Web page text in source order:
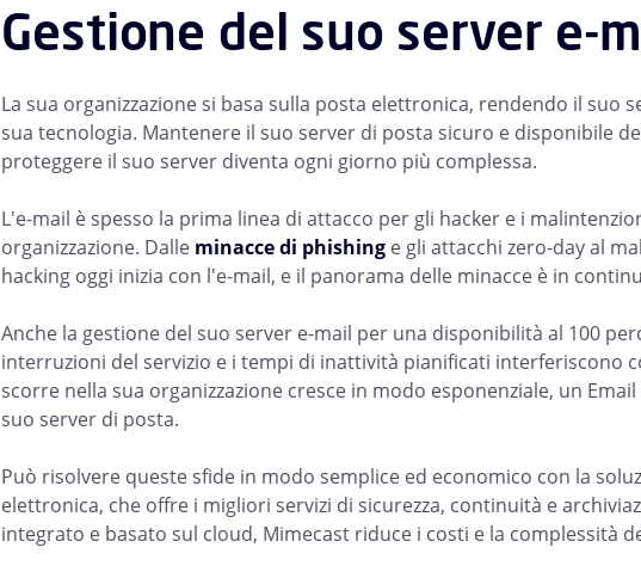
Gestione del suo server e-
La sua organizzazione si basa sulla posta elettronica, rendendo il
sua tecnologia. Mantenere il suo server di posta sicuro e disponibile
proteggere il suo server diventa ogni giorno più complessa.
L'e-mail è spesso la prima linea di attacco per gli hacker e i
organizzazione. Dalle minacce di phishinge gli attacchi zero-day al
hacking oggi inizia con l'e-mail, e il panorama delle minacce è in
Anche la gestione del suo server e-mail per una disponibilità al 100
interruzioni del servizio e i tempi di inattività pianificati interferiscono
scorre nella sua organizzazione cresce in modo esponenziale, un
suo server di posta.
Può risolvere queste sfide in modo semplice ed economico con la
elettronica, che offre i migliori servizi di sicurezza, continuità e
integrato e basato sul cloud, Mimecast riduce i costi e la complessità